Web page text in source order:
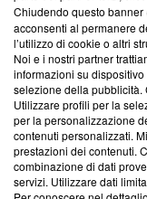
Team editoriale
Corporate
Redazione
Informativa Privacy
Cookie Policy
Blasting SA, IDI
Chiudendo questo
acconsenti al permanere
l’utilizzo di cookie o altri
Noi e i nostri partner
informazioni su
selezione della pubblicità.
Utilizzare profili per la
per la personalizzazione
contenuti personalizzati.
prestazioni dei contenuti.
combinazione di dati
servizi. Utilizzare dati